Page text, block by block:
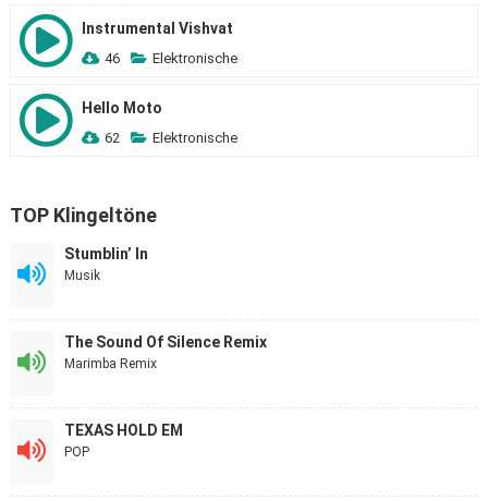
Instrumental Vishvat
46 Elektronische
Hello Moto
62 Elektronische
TOP Klingeltöne
Stumblin’ In
Musik
The Sound Of Silence Remix
Marimba Remix
TEXAS HOLD EM
POP